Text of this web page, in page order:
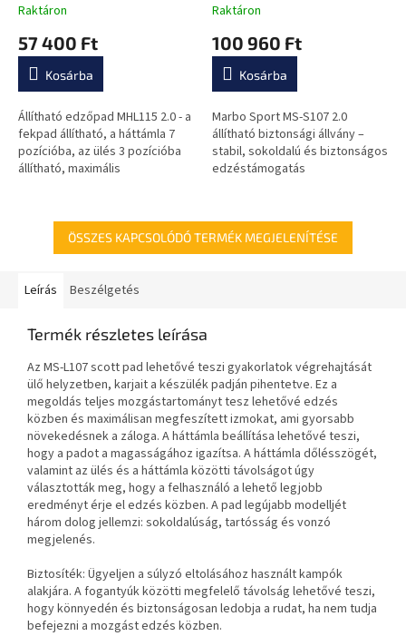
Raktáron
57 400 Ft
Kosárba
Állítható edzőpad MHL115 2.0 - a
fekpad állítható, a háttámla 7
pozícióba, az ülés 3 pozícióba
állítható, maximális
Raktáron
100 960 Ft
Kosárba
Marbo Sport MS-S107 2.0
állítható biztonsági állvány –
stabil, sokoldalú és biztonságos
edzéstámogatás
ÖSSZES KAPCSOLÓDÓ TERMÉK MEGJELENÍTÉSE
Leírás Beszélgetés
Termék részletes leírása
Az MS-L107 scott pad lehetővé teszi gyakorlatok végrehajtását
ülő helyzetben, karjait a készülék padján pihentetve. Ez a
megoldás teljes mozgástartományt tesz lehetővé edzés
közben és maximálisan megfeszített izmokat, ami gyorsabb
növekedésnek a záloga. A háttámla beállítása lehetővé teszi,
hogy a padot a magasságához igazítsa. A háttámla dőlésszögét,
valamint az ülés és a háttámla közötti távolságot úgy
választották meg, hogy a felhasználó a lehető legjobb
eredményt érje el edzés közben. A pad legújabb modelljét
három dolog jellemzi: sokoldalúság, tartósság és vonzó
megjelenés.
Biztosíték: Ügyeljen a súlyzó eltolásához használt kampók
alakjára. A fogantyúk közötti megfelelő távolság lehetővé teszi,
hogy könnyedén és biztonságosan ledobja a rudat, ha nem tudja
befejezni a mozgást edzés közben.